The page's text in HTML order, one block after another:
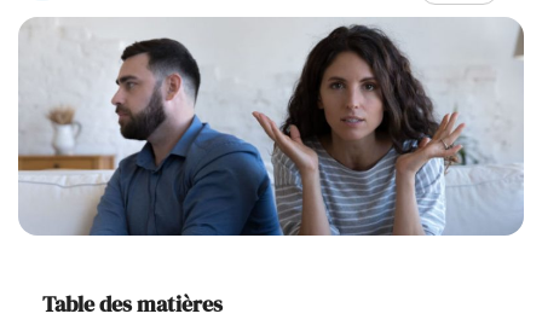
Relations
Famille
Aide
Cours
Ressources
Table des matières